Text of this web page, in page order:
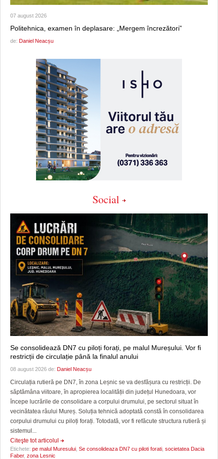
07 august 2026
Politehnica, examen în deplasare: „Mergem încrezători”
de: Daniel Neacșu
Social
Se consolidează DN7 cu piloți forați, pe malul Mureșului. Vor fi
restricții de circulație până la finalul anului
08 august 2026 de: Daniel Neacșu
Circulația rutieră pe DN7, în zona Leșnic se va desfășura cu restricții. De
săptămâna viitoare, în apropierea localității din județul Hunedoara, vor
începe lucrările de consolidare a corpului drumului, pe sectorul situat în
vecinătatea râului Mureș. Soluția tehnică adoptată constă în consolidarea
corpului drumului cu piloți forați. Totodată, vor fi refăcute structura rutieră și
sistemul...
Citeşte tot articolul
Etichete: pe malul Muresului Se consolideaza DN7 cu piloti forati societatea Dacia
Faber, zona Lesnic